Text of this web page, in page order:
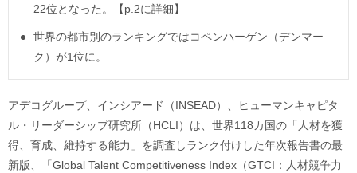
22位となった。【p.2に詳細】
世界の都市別のランキングではコペンハーゲン（デンマー
ク）が1位に。
アデコグループ、インシアード（INSEAD）、ヒューマンキャピタ
ル・リーダーシップ研究所（HCLI）は、世界118カ国の「人材を獲
得、育成、維持する能力」を調査しランク付けした年次報告書の最
新版、「Global Talent Competitiveness Index（GTCI：人材競争力